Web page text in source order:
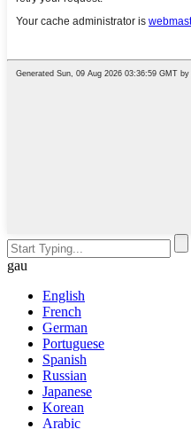
gau
English
French
German
Portuguese
Spanish
Russian
Japanese
Korean
Arabic